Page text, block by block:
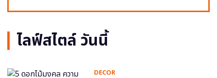
ไลฟ์สไตล์ วันนี้
DECOR